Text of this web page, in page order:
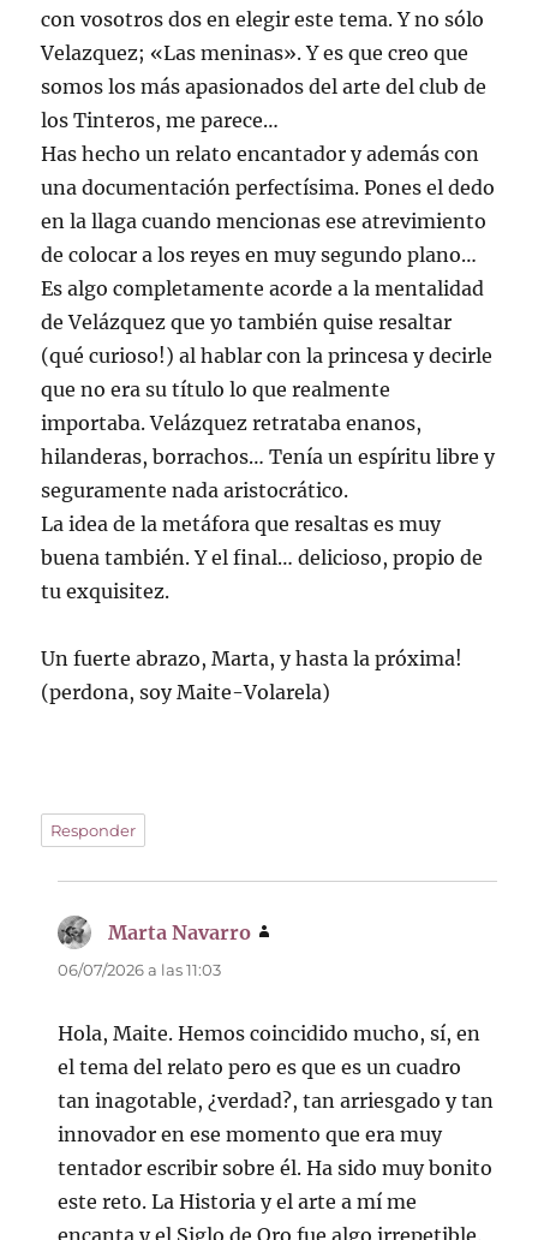
con vosotros dos en elegir este tema. Y no sólo
Velazquez; «Las meninas». Y es que creo que
somos los más apasionados del arte del club de
los Tinteros, me parece…
Has hecho un relato encantador y además con
una documentación perfectísima. Pones el dedo
en la llaga cuando mencionas ese atrevimiento
de colocar a los reyes en muy segundo plano…
Es algo completamente acorde a la mentalidad
de Velázquez que yo también quise resaltar
(qué curioso!) al hablar con la princesa y decirle
que no era su título lo que realmente
importaba. Velázquez retrataba enanos,
hilanderas, borrachos… Tenía un espíritu libre y
seguramente nada aristocrático.
La idea de la metáfora que resaltas es muy
buena también. Y el final… delicioso, propio de
tu exquisitez.
Un fuerte abrazo, Marta, y hasta la próxima!
(perdona, soy Maite-Volarela)
Responder
Marta Navarro
06/07/2026 a las 11:03
Hola, Maite. Hemos coincidido mucho, sí, en
el tema del relato pero es que es un cuadro
tan inagotable, ¿verdad?, tan arriesgado y tan
innovador en ese momento que era muy
tentador escribir sobre él. Ha sido muy bonito
este reto. La Historia y el arte a mí me